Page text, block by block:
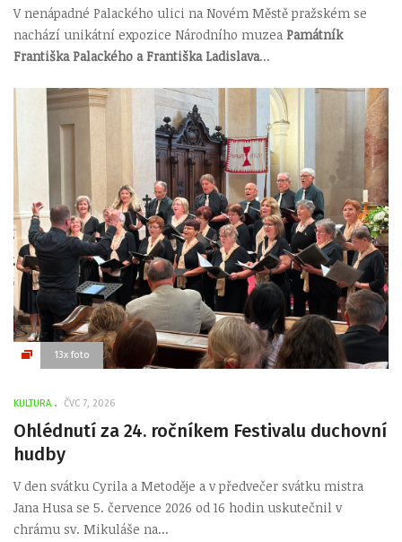
V nenápadné Palackého ulici na Novém Městě pražském se
nachází unikátní expozice Národního muzea Památník
Františka Palackého a Františka Ladislava...
13x foto
KULTURA ČVC 7, 2026
Ohlédnutí za 24. ročníkem Festivalu duchovní
hudby
V den svátku Cyrila a Metoděje a v předvečer svátku mistra
Jana Husa se 5. července 2026 od 16 hodin uskutečnil v
chrámu sv. Mikuláše na...